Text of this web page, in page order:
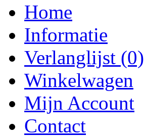
Home
Informatie
Verlanglijst (0)
Winkelwagen
Mijn Account
Contact